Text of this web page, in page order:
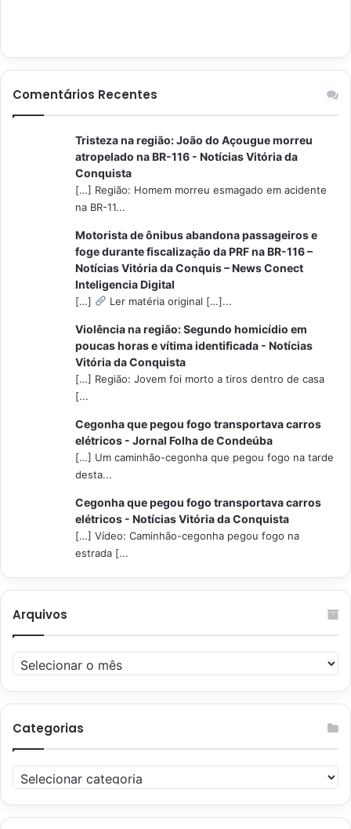
Comentários Recentes
Tristeza na região: João do Açougue morreu
atropelado na BR-116 - Notícias Vitória da
Conquista
[…] Região: Homem morreu esmagado em acidente
na BR-11...
Motorista de ônibus abandona passageiros e
foge durante fiscalização da PRF na BR-116 –
Notícias Vitória da Conquis – News Conect
Inteligencia Digital
[…] Ler matéria original […]...
Violência na região: Segundo homicídio em
poucas horas e vítima identificada - Notícias
Vitória da Conquista
[…] Região: Jovem foi morto a tiros dentro de casa
[...
Cegonha que pegou fogo transportava carros
elétricos - Jornal Folha de Condeúba
[…] Um caminhão-cegonha que pegou fogo na tarde
desta...
Cegonha que pegou fogo transportava carros
elétricos - Notícias Vitória da Conquista
[…] Vídeo: Caminhão-cegonha pegou fogo na
estrada [...
Arquivos
Arquivos
Categorias
Categorias